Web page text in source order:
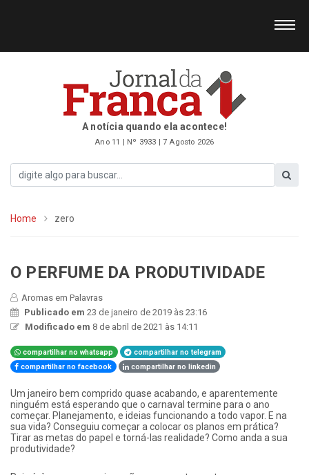
A notícia quando ela acontece!
Ano 11 | Nº 3933 | 7 Agosto 2026
Home zero
O PERFUME DA PRODUTIVIDADE
Aromas em Palavras
Publicado em 23 de janeiro de 2019 às 23:16
Modificado em 8 de abril de 2021 às 14:11
compartilhar no whatsapp
compartilhar no telegram
compartilhar no facebook
compartilhar no linkedin
Um janeiro bem comprido quase acabando, e aparentemente
ninguém está esperando que o carnaval termine para o ano
começar. Planejamento, e ideias funcionando a todo vapor. E na
sua vida? Conseguiu começar a colocar os planos em prática?
Tirar as metas do papel e torná-las realidade? Como anda a sua
produtividade?